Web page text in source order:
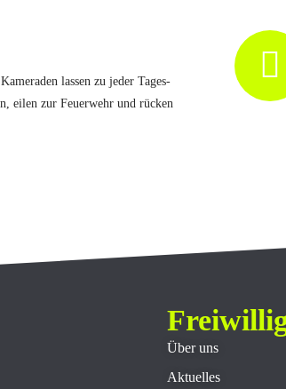
lassen zu jeder Tages-
eilen zur Feuerwehr und rücken
Über uns
Aktuelles